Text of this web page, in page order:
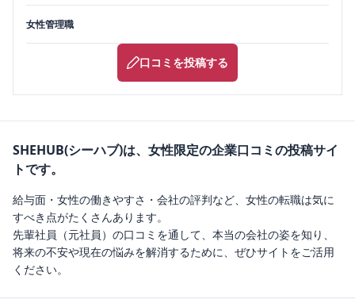
女性管理職
口コミを投稿する
SHEHUB(シーハブ)は、女性限定の企業口コミの投稿サイ
トです。
給与面・女性の働きやすさ・会社の評判など、女性の転職は気に
すべき点がたくさんあります。
先輩社員（元社員）の口コミを通して、本当の会社の姿を知り、
将来の不安や現在の悩みを解消するために、ぜひサイトをご活用
ください。